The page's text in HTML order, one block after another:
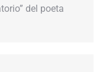
del poeta